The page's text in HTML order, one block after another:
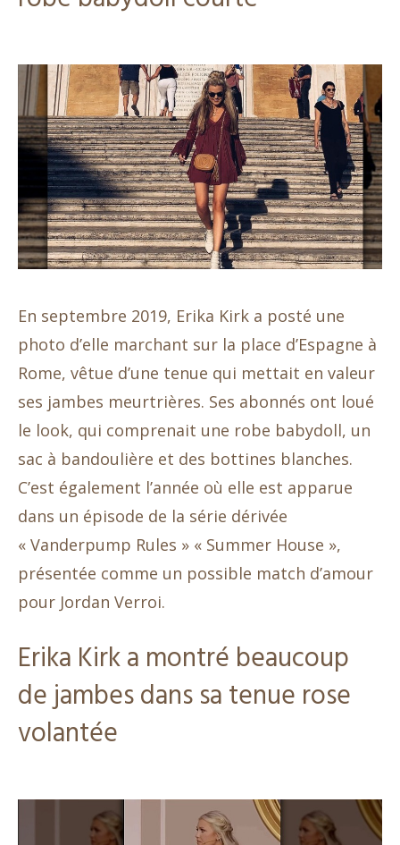
En septembre 2019, Erika Kirk a posté une
photo d’elle marchant sur la place d’Espagne à
Rome, vêtue d’une tenue qui mettait en valeur
ses jambes meurtrières. Ses abonnés ont loué
le look, qui comprenait une robe babydoll, un
sac à bandoulière et des bottines blanches.
C’est également l’année où elle est apparue
dans un épisode de la série dérivée
« Vanderpump Rules » « Summer House »,
présentée comme un possible match d’amour
pour Jordan Verroi.
Erika Kirk a montré beaucoup
de jambes dans sa tenue rose
volantée